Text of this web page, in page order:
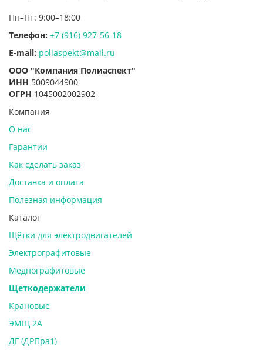
Пн–Пт: 9:00–18:00
Телефон: +7 (916) 927-56-18
E-mail: poliaspekt@mail.ru
ООО "Компания Полиаспект"
ИНН 5009044900
ОГРН 1045002002902
Компания
О нас
Гарантии
Как сделать заказ
Доставка и оплата
Полезная информация
Каталог
Щётки для электродвигателей
Электрографитовые
Меднографитовые
Щеткодержатели
Крановые
ЭМЩ 2А
ДГ (ДРПра1)